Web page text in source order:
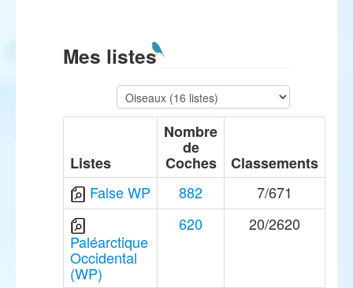
Mes listes
Listes
Nombre
de
Coches
Classements
False WP
882 7/671
Paléarctique
Occidental
(WP)
620 20/2620